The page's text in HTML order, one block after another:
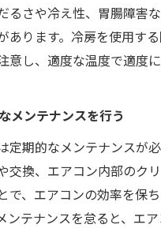
るさや冷え性、胃腸障害
あります。冷房を使用す
意し、適度な温度で適度
メンテナンスを行う
定期的なメンテナンスが
交換、エアコン内部のク
で、エアコンの効率を保
ンテナンスを怠ると、エ